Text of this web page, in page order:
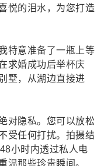
悦的泪水，为您打造
特意准备了一瓶上等
求婚成功后举杯庆
墅，从湖边直接进
对隐私。您可以放松
受任何打扰。拍摄结
小时内透过私人电
温那些珍贵瞬间。